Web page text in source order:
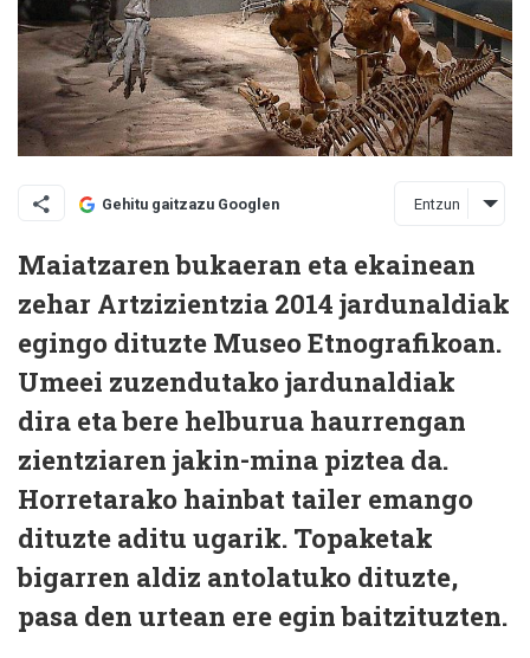
Gehitu gaitzazu Googlen Entzun
Maiatzaren bukaeran eta ekainean
zehar Artzizientzia 2014 jardunaldiak
egingo dituzte Museo Etnografikoan.
Umeei zuzendutako jardunaldiak
dira eta bere helburua haurrengan
zientziaren jakin-mina piztea da.
Horretarako hainbat tailer emango
dituzte aditu ugarik. Topaketak
bigarren aldiz antolatuko dituzte,
pasa den urtean ere egin baitzituzten.